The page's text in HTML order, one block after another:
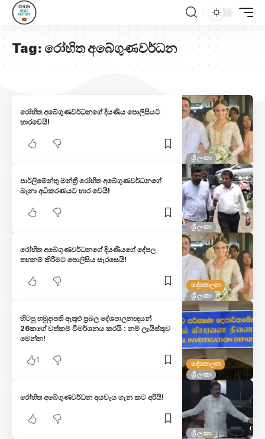
Tag: රෝහිත අබේගුණවර්ධන
ශ්‍රී ලංකා
රෝහිත අබේගුණවර්ධනගේ දියණිය පොලීසියට
භාරවෙයි!
ශ්‍රී ලංකා
පාර්ලිමේන්තු මන්ත්‍රී රෝහිත අබේගුණවර්ධනගේ
බෑනා අධිකරණයට භාර වෙයි!
දේශපාලන
ශ්‍රී ලංකා
රෝහිත අබේගුණවර්ධනගේ දියණියගේ දේපල
තහනම් කිරීමට පොලිසිය සැරසෙයි!
දේශපාලන
ශ්‍රී ලංකා
හිටපු හමුදාපති ඇතුළු ප්‍රබල දේශපාලනඥයන්
26කගේ වත්කම් විමර්ශනය කරයි : නම් ලැයිස්තුව
මෙන්න!
1
ශ්‍රී ලංකා
රෝහිත අබේගුණවර්ධන අයවැය ගැන කට අරියි!